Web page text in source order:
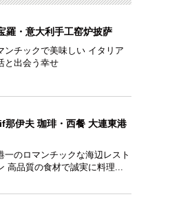
羅・意大利手工窑炉披萨
ンチックで美味しい イタリア
と出会う幸せ
那伊夫 珈琲・西餐 大連東港
一のロマンチックな海辺レスト
高品質の食材で誠実に料理...